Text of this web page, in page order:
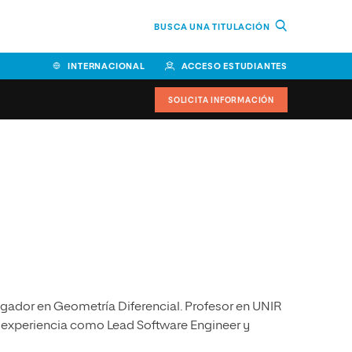
BUSCA UNA TITULACIÓN
INTERNACIONAL ACCESO ESTUDIANTES
Escuela Superior de Ingeniería
y Tecnología (ESIT)
SOLICITA INFORMACIÓN
en Geometría Diferencial. Profesor en UNIR
como Lead Software Engineer y